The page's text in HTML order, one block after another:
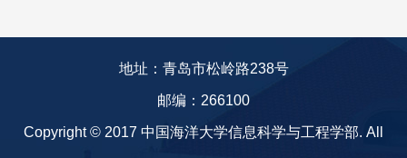
地址：青岛市松岭路238号
邮编：266100
Copyright © 2017 中国海洋大学信息科学与工程学部. All